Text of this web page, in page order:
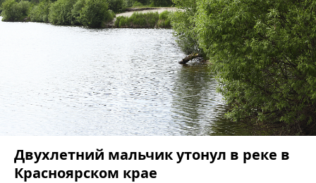
Двухлетний мальчик утонул в реке в
Красноярском крае